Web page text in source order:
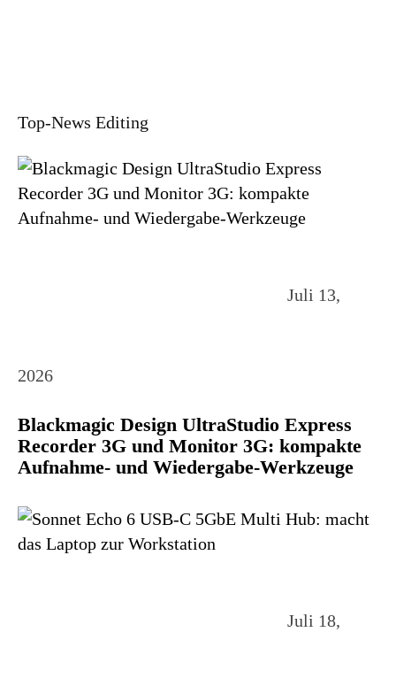
Top-News Editing
Juli 13,
2026
Blackmagic Design UltraStudio Express
Recorder 3G und Monitor 3G: kompakte
Aufnahme- und Wiedergabe-Werkzeuge
Juli 18,